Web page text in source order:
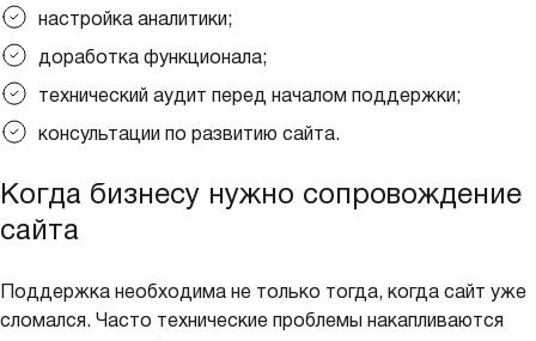
настройка аналитики;
доработка функционала;
технический аудит перед началом поддержки;
консультации по развитию сайта.
Когда бизнесу нужно сопровождение
сайта
Поддержка необходима не только тогда, когда сайт уже
сломался. Часто технические проблемы накапливаются